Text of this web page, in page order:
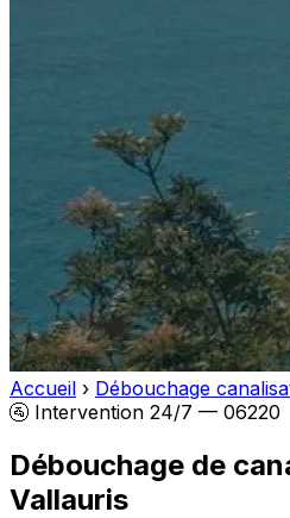
Accueil › Débouchage
🚰 Intervention 24/7 — 06220
Débouchage de
Vallauris